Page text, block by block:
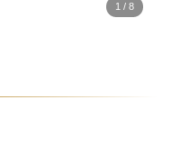
1 / 8